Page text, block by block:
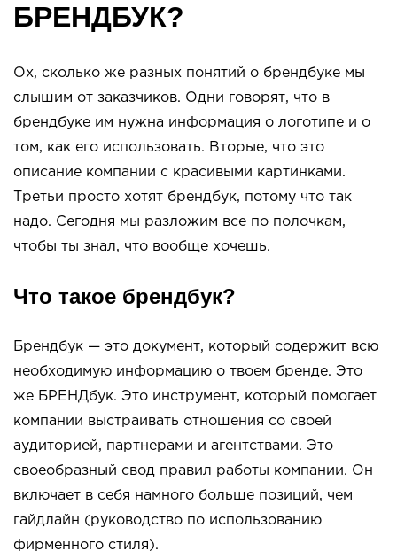
БРЕНДБУК?
Ох, сколько же разных понятий о брендбуке мы
слышим от заказчиков. Одни говорят, что в
брендбуке им нужна информация о логотипе и о
том, как его использовать. Вторые, что это
описание компании с красивыми картинками.
Третьи просто хотят брендбук, потому что так
надо. Сегодня мы разложим все по полочкам,
чтобы ты знал, что вообще хочешь.
Что такое брендбук?
Брендбук — это документ, который содержит всю
необходимую информацию о твоем бренде. Это
же БРЕНДбук. Это инструмент, который помогает
компании выстраивать отношения со своей
аудиторией, партнерами и агентствами. Это
своеобразный свод правил работы компании. Он
включает в себя намного больше позиций, чем
гайдлайн (руководство по использованию
фирменного стиля).